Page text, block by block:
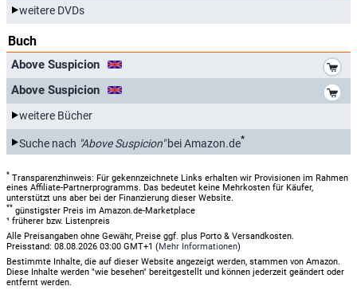
weitere DVDs
Buch
Above Suspicion
Above Suspicion
weitere Bücher
Suche nach "Above Suspicion"bei Amazon.de*
* Transparenzhinweis: Für gekennzeichnete Links erhalten wir Provisionen im Rahmen
eines Affiliate-Partnerprogramms. Das bedeutet keine Mehrkosten für Käufer,
unterstützt uns aber bei der Finanzierung dieser Website.
** günstigster Preis im Amazon.de-Marketplace
¹ früherer bzw. Listenpreis
Alle Preisangaben ohne Gewähr, Preise ggf. plus Porto & Versandkosten.
Preisstand: 08.08.2026 03:00 GMT+1 (Mehr Informationen)
Bestimmte Inhalte, die auf dieser Website angezeigt werden, stammen von Amazon.
Diese Inhalte werden "wie besehen" bereitgestellt und können jederzeit geändert oder
entfernt werden.